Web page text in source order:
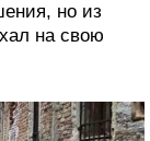
но из
на свою